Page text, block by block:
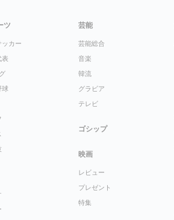
ツ
ッカー
表
球
芸能
芸能総合
音楽
韓流
グラビア
テレビ
ゴシップ
映画
レビュー
プレゼント
特集